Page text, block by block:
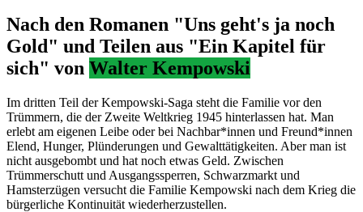
Nach den Romanen "Uns geht's ja noch
Gold" und Teilen aus "Ein Kapitel für
sich" von Walter Kempowski
Im dritten Teil der Kempowski-Saga steht die Familie vor den
Trümmern, die der Zweite Weltkrieg 1945 hinterlassen hat. Man
erlebt am eigenen Leibe oder bei Nachbar*innen und Freund*innen
Elend, Hunger, Plünderungen und Gewalttätigkeiten. Aber man ist
nicht ausgebombt und hat noch etwas Geld. Zwischen
Trümmerschutt und Ausgangssperren, Schwarzmarkt und
Hamsterzügen versucht die Familie Kempowski nach dem Krieg die
bürgerliche Kontinuität wiederherzustellen.